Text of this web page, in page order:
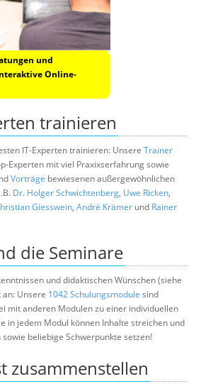
und
Online-
trainieren
IT-Experten trainieren: Unsere Trainer
Experten mit viel Praxixserfahrung sowie
Vorträge bewiesenen außergewöhnlichen
Dr. Holger Schwichtenberg, Uwe Ricken,
Giesswein, André Krämer und Rainer
die Seminare
und didaktischen Wünschen (siehe
an: Unsere 1042 Schulungsmodule sind
mit anderen Modulen zu einer individuellen
in jedem Modul können Inhalte streichen und
beliebige Schwerpunkte setzen!
zusammenstellen